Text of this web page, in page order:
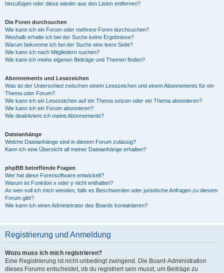
hinzufügen oder diese wieder aus den Listen entfernen?
Die Foren durchsuchen
Wie kann ich ein Forum oder mehrere Foren durchsuchen?
Weshalb erhalte ich bei der Suche keine Ergebnisse?
Warum bekomme ich bei der Suche eine leere Seite?
Wie kann ich nach Mitgliedern suchen?
Wie kann ich meine eigenen Beiträge und Themen finden?
Abonnements und Lesezeichen
Was ist der Unterschied zwischen einem Lesezeichen und einem Abonnements für ein
Thema oder Forum?
Wie kann ich ein Lesezeichen auf ein Thema setzen oder ein Thema abonnieren?
Wie kann ich ein Forum abonnieren?
Wie deaktiviere ich meine Abonnements?
Dateianhänge
Welche Dateianhänge sind in diesem Forum zulässig?
Kann ich eine Übersicht all meiner Dateianhänge erhalten?
phpBB betreffende Fragen
Wer hat diese Forensoftware entwickelt?
Warum ist Funktion x oder y nicht enthalten?
An wen soll ich mich wenden, falls es Beschwerden oder juristische Anfragen zu diesem
Forum gibt?
Wie kann ich einen Administrator des Boards kontaktieren?
Registrierung und Anmeldung
Wozu muss ich mich registrieren?
Eine Registrierung ist nicht unbedingt zwingend. Die Board-Administration
dieses Forums entscheidet, ob du registriert sein musst, um Beiträge zu